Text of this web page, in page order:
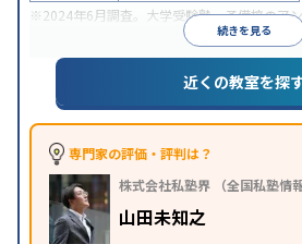
続きを見る
※2024年6月調査。 大学受験塾・予備校のア
近くの教室を探
専門家の評価・評判は？
株式会社私塾界 （全国私塾情
山田未知之